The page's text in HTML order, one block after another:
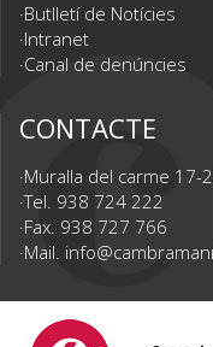
Butlletí de Notícies
Intranet
Canal de denúncies
CONTACTE
Muralla del carme 17-
Tel. 938 724 222
Fax. 938 727 766
Mail.